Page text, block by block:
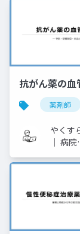
抗がん薬の血
薬剤師
やくす
｜ 病院
ライド